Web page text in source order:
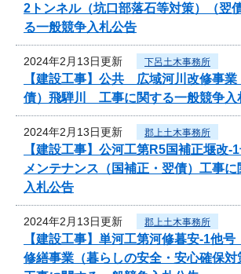
2トンネル（坑口部落石等対策）（翌
る一般競争入札公告
2024年2月13日更新 下呂土木事務所
【建設工事】公共 広域河川改修事業
債）飛騨川 工事に関する一般競争入
2024年2月13日更新 郡上土木事務所
【建設工事】公河工第R5国補正堰改
メンテナンス（国補正・翌債）工事
入札公告
2024年2月13日更新 郡上土木事務所
【建設工事】単河工第河修暮安-1他
修繕事業（暮らしの安全・安心確保対